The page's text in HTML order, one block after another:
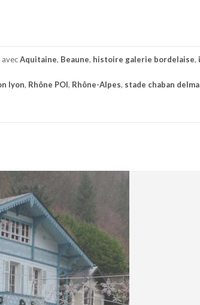
Aquitaine, Beaune, histoire galerie bordelaise,
lyon, Rhône POI, Rhône-Alpes, stade chaban